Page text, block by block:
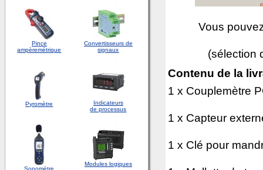
Pince
ampèremétrique
Convertisseurs de
signaux
Pyromètre
Indicateurs
de processus
Sonomètre
Modules logiques
Vous
(sélection
Contenu de la
1 x Couplemètre
1 x Capteur
1 x Clé pour